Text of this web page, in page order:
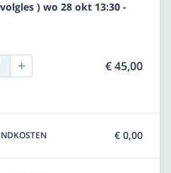
) wo 28 okt 13:30 -
+ € 45,00
€ 0,00